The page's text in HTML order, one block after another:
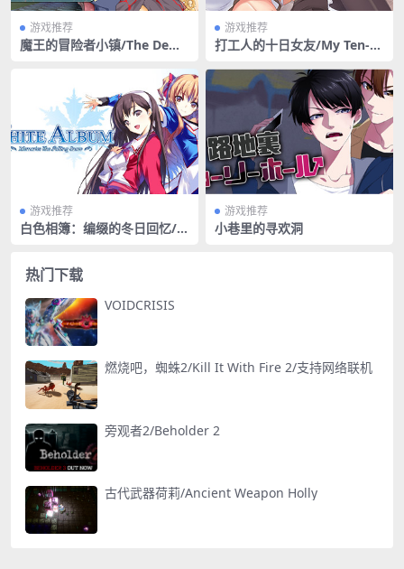
游戏推荐
魔王的冒险者小镇/The Demo
游戏推荐
打工人的十日女友/My Ten-d
游戏推荐
白色相簿：编缀的冬日回忆/W
游戏推荐
小巷里的寻欢洞
热门下载
VOIDCRISIS
燃烧吧，蜘蛛2/Kill It With Fire 2/支持网络联机
旁观者2/Beholder 2
古代武器荷莉/Ancient Weapon Holly